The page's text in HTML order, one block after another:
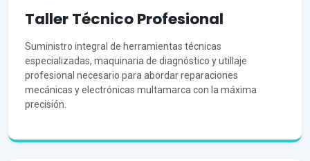
Taller Técnico Profesional
Suministro integral de herramientas técnicas
especializadas, maquinaria de diagnóstico y utillaje
profesional necesario para abordar reparaciones
mecánicas y electrónicas multamarca con la máxima
precisión.